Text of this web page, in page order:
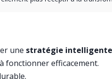
une stratégie intelligente
fonctionner efficacement.